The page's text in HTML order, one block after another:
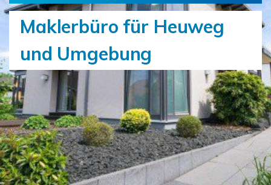
Maklerbüro für Heuweg
und Umgebung